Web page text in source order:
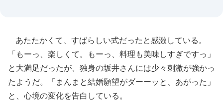
あたたかくて、すばらしい式だったと感激している。
「もーっ、楽しくて。もーっ、料理も美味しすぎですっ」
と大満足だったが、独身の坂井さんには少々刺激が強かっ
たようだ。「まんまと結婚願望がダーーッと、あがった」
と、心境の変化を告白している。